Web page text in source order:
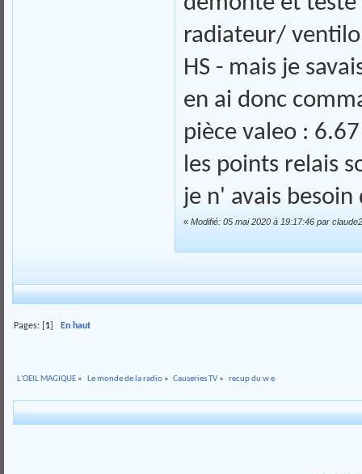
radiateur/
HS - mais je
en ai donc
pièce valeo :
les points relais
je n' avais
« Modifié: 05 mai 2020 à 19:17:46 par
Pages: [ 1 En haut
L'OEIL MAGIQUE » Le monde de la radio» Causeries TV » recup du w e